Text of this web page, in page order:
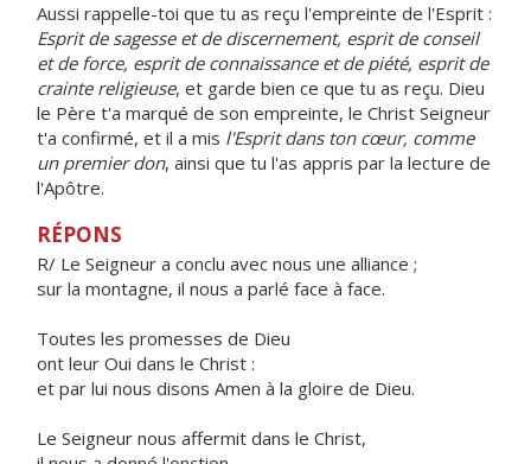
Aussi rappelle-toi que tu as reçu l'empreinte de l'Esprit :
Esprit de sagesse et de discernement, esprit de conseil
et de force, esprit de connaissance et de piété, esprit de
crainte religieuse, et garde bien ce que tu as reçu. Dieu
le Père t'a marqué de son empreinte, le Christ Seigneur
t'a confirmé, et il a mis l'Esprit dans ton cœur, comme
un premier don, ainsi que tu l'as appris par la lecture de
l'Apôtre.
RÉPONS
R/ Le Seigneur a conclu avec nous une alliance ;
sur la montagne, il nous a parlé face à face.
Toutes les promesses de Dieu
ont leur Oui dans le Christ :
et par lui nous disons Amen à la gloire de Dieu.
Le Seigneur nous affermit dans le Christ,